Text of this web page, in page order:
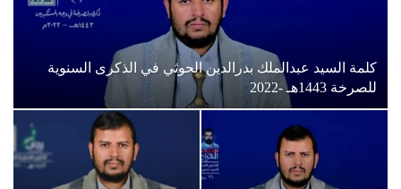
كلمة السيد عبدالملك بدرالدين الحوثي في الذكرى السنوية
للصرخة 1443هـ -2022